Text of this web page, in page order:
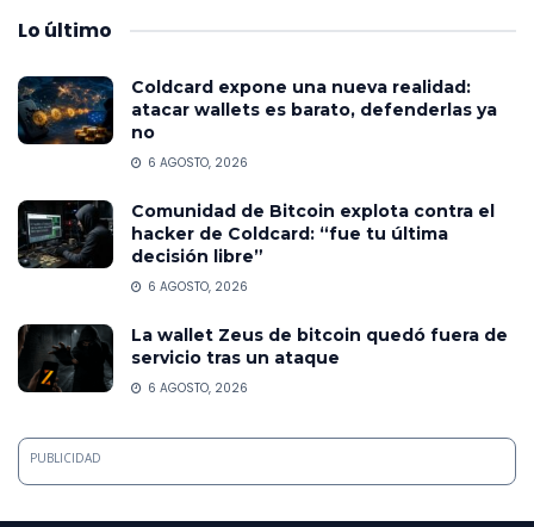
Lo último
Coldcard expone una nueva realidad:
atacar wallets es barato, defenderlas ya
no
6 AGOSTO, 2026
Comunidad de Bitcoin explota contra el
hacker de Coldcard: “fue tu última
decisión libre”
6 AGOSTO, 2026
La wallet Zeus de bitcoin quedó fuera de
servicio tras un ataque
6 AGOSTO, 2026
PUBLICIDAD